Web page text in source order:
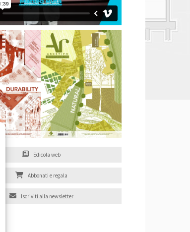
Edicola web
Abbonati e regala
Iscriviti alla newsletter